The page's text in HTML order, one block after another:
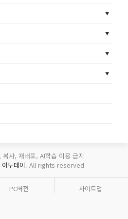
사, 재배포, AI학습 이용 금지
이투데이. All rights reserved
PC버전 사이트맵